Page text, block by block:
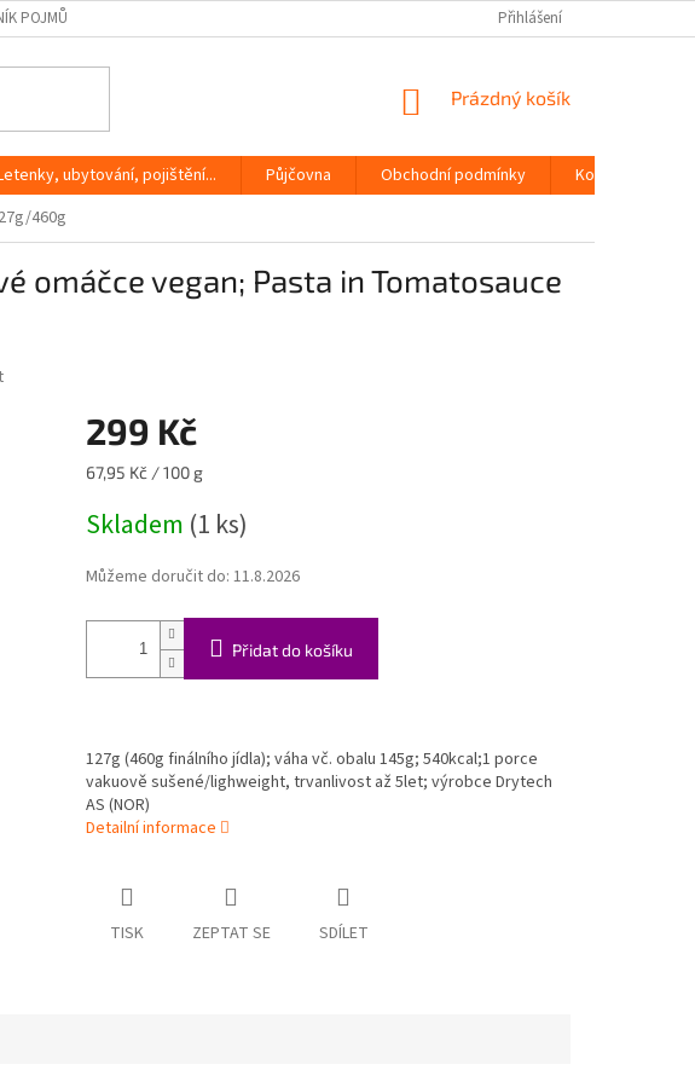
POJMŮ Přihlášení
NÁKUPNÍ
Prázdný košík
ubytování, pojištění... Půjčovna Obchodní podmínky
Kontakty
460g
omáčce vegan; Pasta in Tomatosauce
299 Kč
Měrná
67,95 Kč / 100 g
Skladem (1 ks)
Můžeme doručit do: 11.8.2026
Přidat do košíku
127g (460g finálního jídla); váha vč. obalu 145g; 540kcal;1 porce
vakuově sušené/lighweight, trvanlivost až 5let; výrobce Drytech
AS (NOR)
Detailní informace
TISK ZEPTAT SE SDÍLET